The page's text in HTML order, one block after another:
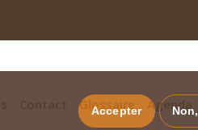
Glossaire Agenda
Accepter